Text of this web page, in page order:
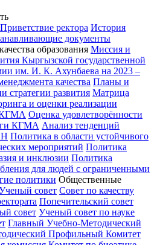
Приветствие ректора История
документы
образования Миссия и
Кыргызской государственной
им. И. К. Ахунбаева на 2023 –
качества Планы и
стратегии развития Матрица
и оценки реализации
КГМА Оценка удовлетворённости
КГМА Анализ тенденций
Политика в области устойчивого
мероприятий Политика
и инклюзии Политика
для людей с ограниченными
политики Общественные
совет Совет по качеству
Попечительский совет
совет Ученый совет по науке
Главный Учебно-Методический
Профильный Комитет